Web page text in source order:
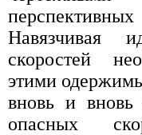
Навязчивая
скоростей
этими
вновь и вновь
опасных